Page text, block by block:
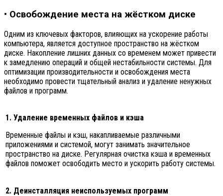
• Освобождение места на жёстком диске
Одним из ключевых факторов, влияющих на ускорение работы
компьютера, является доступное пространство на жёстком
диске. Накопление лишних данных со временем может привести
к замедлению операций и общей нестабильности системы. Для
оптимизации производительности и освобождения места
необходимо провести тщательный анализ и удаление ненужных
файлов и программ.
1. Удаление временных файлов и кэша
Временные файлы и кэш, накапливаемые различными
приложениями и системой, могут занимать значительное
пространство на диске. Регулярная очистка кэша и временных
файлов поможет освободить место и ускорить работу системы.
2. Деинсталляция неиспользуемых программ